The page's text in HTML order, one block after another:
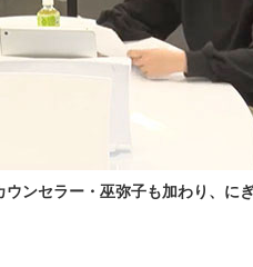
ンセラー・巫弥子も加わり、に